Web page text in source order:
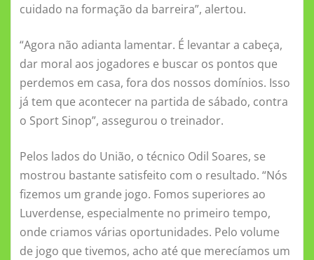
cuidado na formação da barreira”, alertou.
“Agora não adianta lamentar. É levantar a cabeça,
dar moral aos jogadores e buscar os pontos que
perdemos em casa, fora dos nossos domínios. Isso
já tem que acontecer na partida de sábado, contra
o Sport Sinop”, assegurou o treinador.
Pelos lados do União, o técnico Odil Soares, se
mostrou bastante satisfeito com o resultado. “Nós
fizemos um grande jogo. Fomos superiores ao
Luverdense, especialmente no primeiro tempo,
onde criamos várias oportunidades. Pelo volume
de jogo que tivemos, acho até que merecíamos um